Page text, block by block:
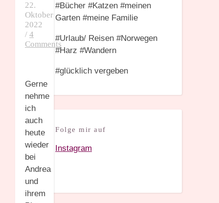
22.
Oktober
2022
/ 4
Comments
Gerne
nehme
ich
auch
heute
wieder
bei
Andrea
und
ihrem
#Bücher #Katzen #meinen
Garten #meine Familie
#Urlaub/ Reisen #Norwegen
#Harz #Wandern
#glücklich vergeben
Folge mir auf
Instagram